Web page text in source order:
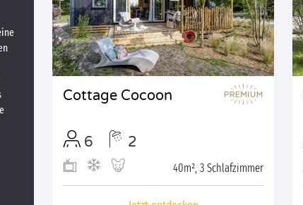
Cottage Cocoon
6 2
40m², 3 Schlafzimmer